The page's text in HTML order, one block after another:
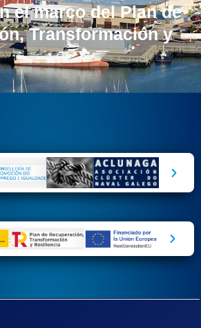
el marco del Plan de
Transformación y